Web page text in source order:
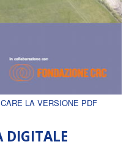
LA VERSIONE PDF
DIGITALE